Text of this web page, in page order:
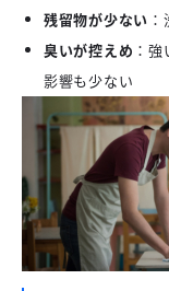
残留物が少ない
臭いが控えめ ：
影響も少ない